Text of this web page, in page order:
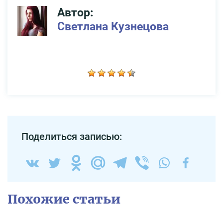
Автор:
Светлана Кузнецова
Поделиться записью:
Похожие статьи